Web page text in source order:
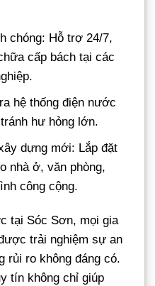
chóng: Hỗ trợ 24/7,
cấp bách tại các
hệ thống điện nước
hư hỏng lớn.
dựng mới: Lắp đặt
nhà ở, văn phòng,
công cộng.
tại Sóc Sơn, mọi gia
trải nghiệm sự an
rủi ro không đáng có.
tín không chỉ giúp